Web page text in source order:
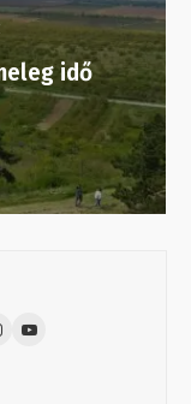
idő